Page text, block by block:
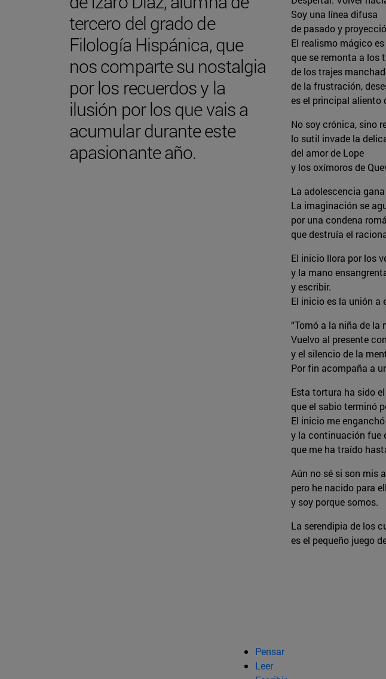
tercero del grado de
Filología Hispánica, que
nos comparte su nostalgia
por los recuerdos y la
ilusión por los que vais a
acumular durante este
apasionante año.
Soy una línea difusa
de pasado y
El realismo mágico
que se remonta a los
de los trajes
de la frustración,
es el principal aliento
No soy crónica, sino
lo sutil invade la
del amor de Lope
y los oxímoros de
La adolescencia
La imaginación se
por una condena
que destruía el
El inicio llora por los
y la mano
y escribir.
El inicio es la unión a
“Tomó a la niña de la
Vuelvo al presente
y el silencio de la
Por fin acompaña a
Esta tortura ha sido
que el sabio terminó
El inicio me enganchó
y la continuación fue
que me ha traído
Aún no sé si son mis
pero he nacido para
y soy porque somos.
La serendipia de los
es el pequeño juego
Pensar
Leer